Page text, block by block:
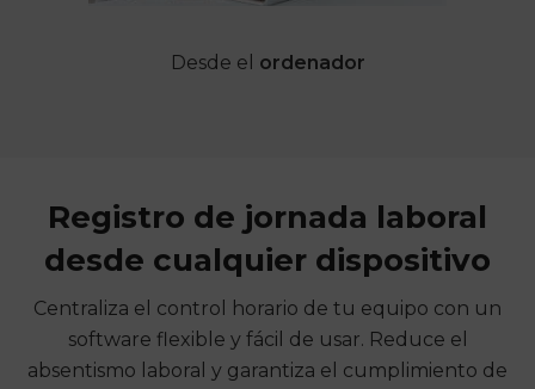
Desde el ordenador
Registro de jornada laboral
desde cualquier dispositivo
Centraliza el control horario de tu equipo con un
software flexible y fácil de usar. Reduce el
absentismo laboral y garantiza el cumplimiento de